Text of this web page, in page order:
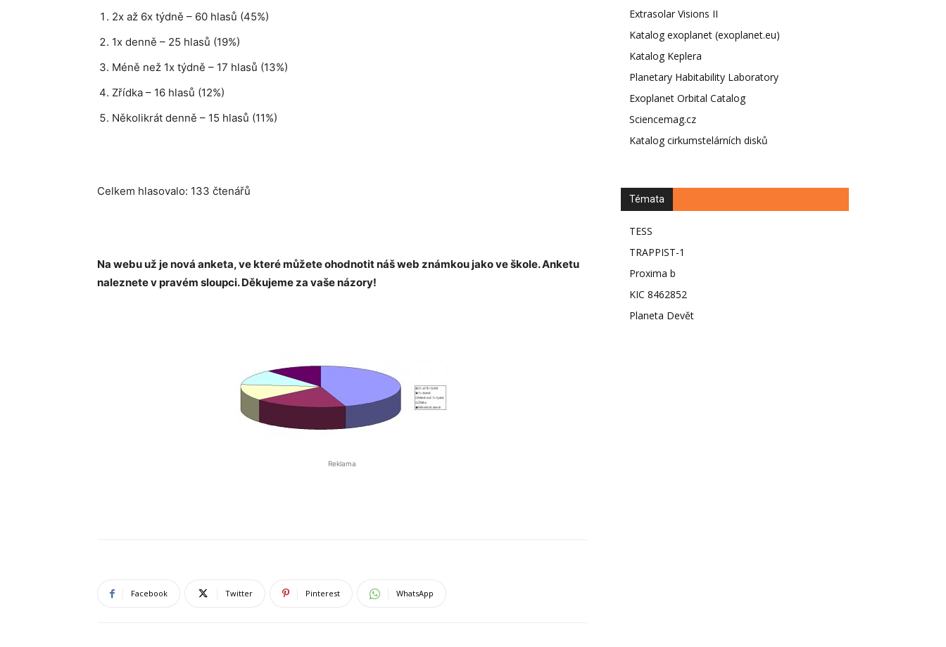
2x až 6x týdně – 60 hlasů (45%)
1x denně – 25 hlasů (19%)
Méně než 1x týdně – 17 hlasů (13%)
Zřídka – 16 hlasů (12%)
Několikrát denně – 15 hlasů (11%)
Celkem hlasovalo: 133 čtenářů
Na webu už je nová anketa, ve které můžete ohodnotit náš web známkou jako ve škole. Anketu
naleznete v pravém sloupci. Děkujeme za vaše názory!
Reklama
Facebook Twitter Pinterest WhatsApp
Extrasolar Visions II
Katalog exoplanet (exoplanet.eu)
Katalog Keplera
Planetary Habitability Laboratory
Exoplanet Orbital Catalog
Sciencemag.cz
Katalog cirkumstelárních disků
Témata
TESS
TRAPPIST-1
Proxima b
KIC 8462852
Planeta Devět